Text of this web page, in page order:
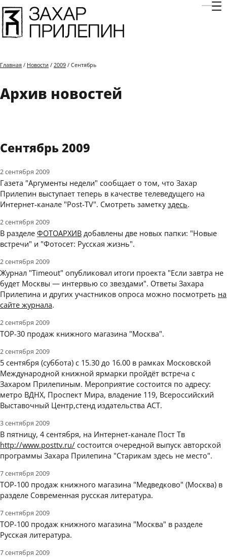
Главная / Новости / 2009 / Сентябрь
Архив новостей
Сентябрь 2009
2 сентября 2009
Газета "Аргументы недели" сообщает о том, что Захар
Прилепин выступает теперь в качестве телеведущего на
Интернет-канале "Post-TV". Смотреть заметку здесь.
2 сентября 2009
В разделе ФОТОАРХИВ добавлены две новых папки: "Новые
встречи" и "Фотосет: Русская жизнь".
2 сентября 2009
Журнал "Timeout" опубликовал итоги проекта "Если завтра не
будет Москвы — интервью со звездами". Ответы Захара
Прилепина и других участников опроса можно посмотреть на
сайте журнала.
2 сентября 2009
TOP-30 продаж книжного магазина "Москва".
2 сентября 2009
5 сентября (суббота) с 15.30 до 16.00 в рамках Московской
Международной книжной ярмарки пройдёт встреча с
Захаром Прилепиным. Мероприятие состоится по адресу:
метро ВДНХ, Проспект Мира, владение 119, Всероссийский
Выставочный Центр,стенд издательства АСТ.
3 сентября 2009
В пятницу, 4 сентября, на Интернет-канале Пост Тв
http://www.posttv.ru/ состоится очередной выпуск авторской
программы Захара Прилепина "Старикам здесь не место".
7 сентября 2009
TOP-100 продаж книжного магазина "Медведково" (Москва) в
разделе Современная русская литература.
7 сентября 2009
TOP-100 продаж книжного магазина "Москва" в разделе
Русская литература.
7 сентября 2009